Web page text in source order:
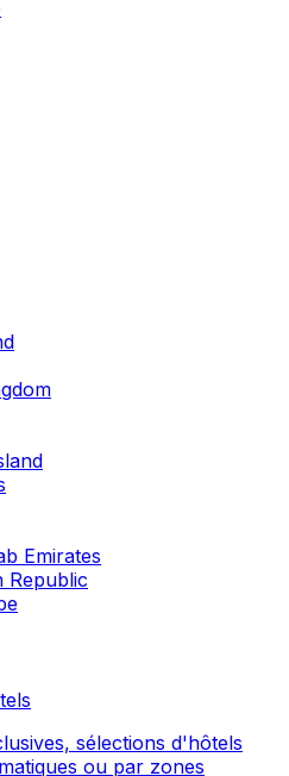
Emirates
Republic
sélections d'hôtels
ou par zones